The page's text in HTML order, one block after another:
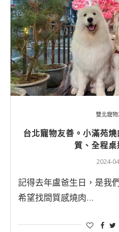
雙北寵
台北寵物友善。小滿苑
質、全程桌
2024-
記得去年盧爸生日，是我
希望找間質感燒肉…